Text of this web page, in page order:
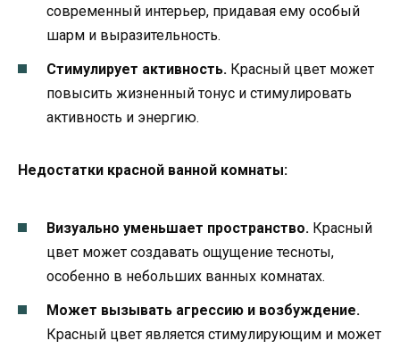
современный интерьер, придавая ему особый
шарм и выразительность.
Стимулирует активность. Красный цвет может
повысить жизненный тонус и стимулировать
активность и энергию.
Недостатки красной ванной комнаты:
Визуально уменьшает пространство. Красный
цвет может создавать ощущение тесноты,
особенно в небольших ванных комнатах.
Может вызывать агрессию и возбуждение.
Красный цвет является стимулирующим и может